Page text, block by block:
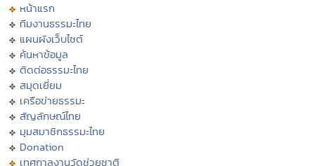
หน้าแรก
ทีมงานธรรมะไทย
แผนผังเว็บไซต์
ค้นหาข้อมูล
ติดต่อธรรมะไทย
สมุดเยี่ยม
เครือข่ายธรรมะ
สัญลักษณ์ไทย
มุมสมาชิกธรรมะไทย
Donation
เทศกาลงานวัดช่วยชาติ